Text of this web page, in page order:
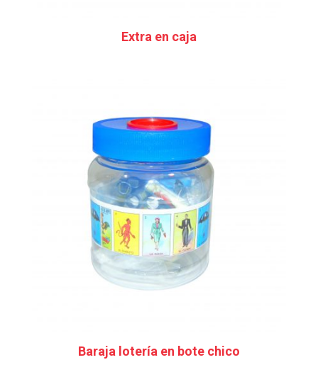
Extra en caja
Baraja lotería en bote chico